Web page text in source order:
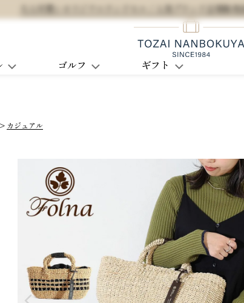
大人可愛いオリジナルランドセル / 人気ブランド正規販
ゴルフ ギフト
カジュアル
3